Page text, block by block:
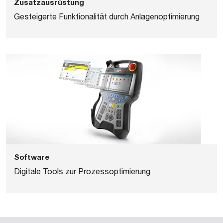
Verdünnern – ROBOTEK
Zusatzausrüstung
Gesteigerte Funktionalität durch Anlagenoptimierung
Software
Digitale Tools zur Prozessoptimierung